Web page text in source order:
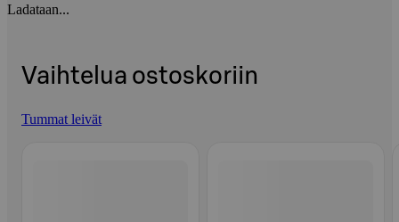
Ladataan...
Vaihtelua ostoskoriin
Tummat leivät